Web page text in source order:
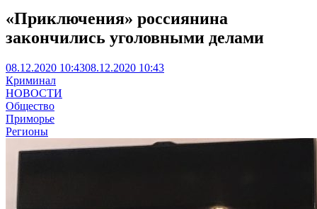
«Приключения» россиянина
закончились уголовными делами
08.12.2020 10:4308.12.2020 10:43
Криминал
НОВОСТИ
Общество
Приморье
Регионы